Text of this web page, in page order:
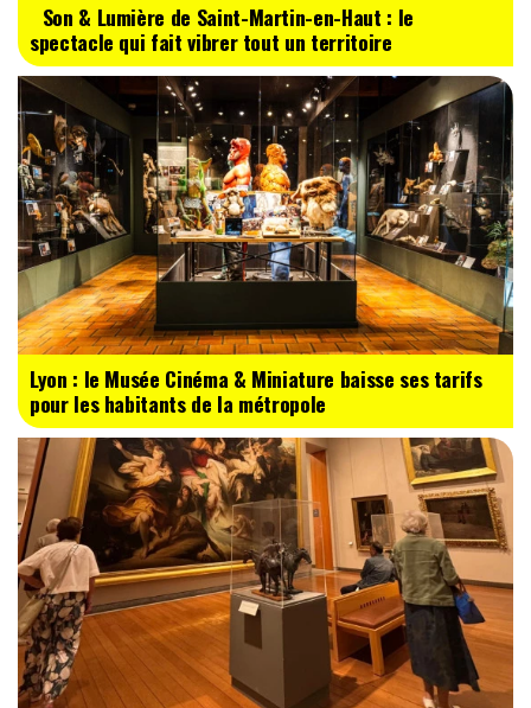
Son & Lumière de Saint-Martin-en-Haut : le
spectacle qui fait vibrer tout un territoire
Lyon : le Musée Cinéma & Miniature baisse ses tarifs
pour les habitants de la métropole